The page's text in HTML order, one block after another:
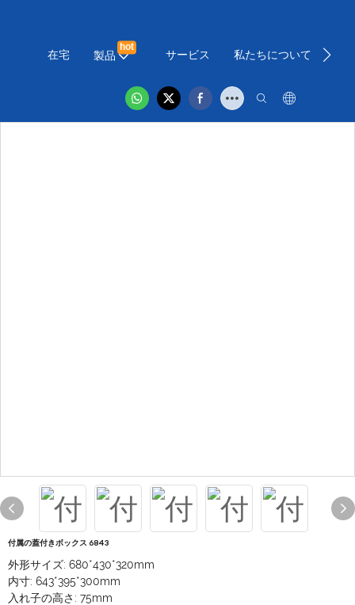
在宅 製品
hot
サービス 私たちについて
付属の蓋付きボックス 6843
外形サイズ: 680*430*320mm
内寸: 643*395*300mm
入れ子の高さ: 75mm